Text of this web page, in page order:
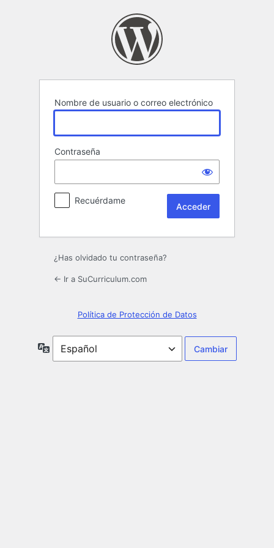
Nombre de usuario o correo electrónico
Contraseña
Recuérdame
¿Has olvidado tu contraseña?
← Ir a SuCurriculum.com
Política de Protección de Datos
Idioma